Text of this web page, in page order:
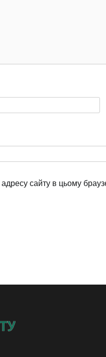
сайту в цьому